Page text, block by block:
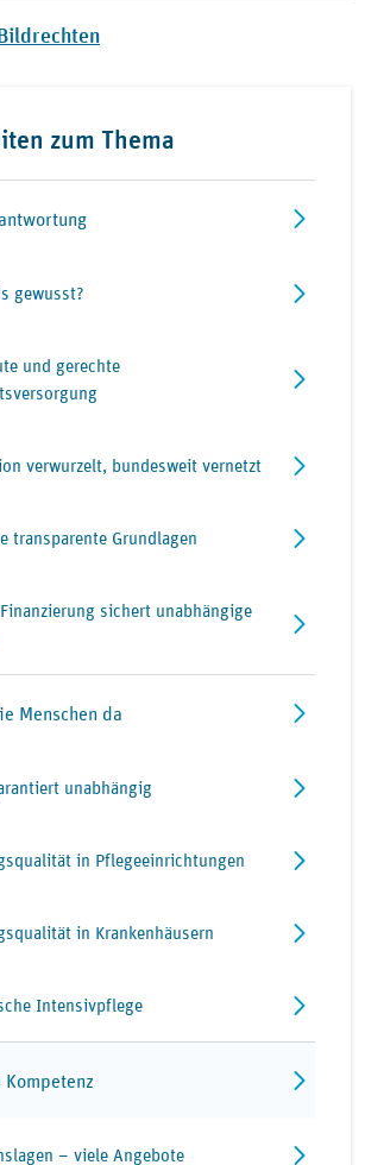
zum Thema
gewusst?
und gerechte
verwurzelt, bundesweit vernetzt
transparente Grundlagen
sichert unabhängige
Menschen da
unabhängig
in Pflegeeinrichtungen
in Krankenhäusern
Intensivpflege
– viele Angebote